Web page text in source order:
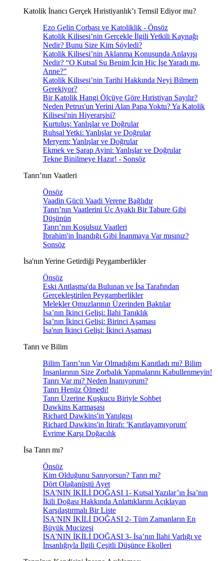
Katolik İnancı Gerçek Hıristiyanlık’ı Temsil Ediyor mu?
Ezo Gelin Çorbası ve Katoliklik - Önsöz
Katolik Kilisesi’nin Gerçekle İlgili Yetkili Kaynağı
Nedir? Bunu Size Kim Söyledi?
Katolik Kilisesi’nin Aklanma Konusunda Anlayışı
Nedir? “O Kutsal Su Benim İçin Hiç İşe Yaradı mı,
Anne?”
Katolik Kilisesi’nin Tarihi Hakkında Neyi Bilmem
Gerekiyor?
Bir Katolik Hangi Ölçüye Göre Hıristiyan Sayılır?
Neden Petrus'un Yerini Alan Papa Yoktu? Ya Katolik
Kilisesi'nin Hiyerarşisi?
Kurtuluş: Yanlışlar ve Doğrular
Ruhsal Yetki: Yanlışlar ve Doğrular
Meryem: Yanlışlar ve Doğrular
Ekmek ve Şarap Ayini: Yanlışlar ve Doğrular
Tekne Binilmeye Hazır! - Sonsöz
Tanrı’nın Vaatleri
Önsöz
Vaadin Gücü Vaadi Verene Bağlıdır
Tanrı’nın Vaatlerini Üç Ayaklı Bir Tabure Gibi
Düşünün
Tanrı’nın Koşulsuz Vaatleri
İbrahim'in İnandığı Gibi İnanmaya Var mısınız?
Sonsöz
İsa'nın Yerine Getirdiği Peygamberlikler
Önsöz
Eski Antlaşma'da Bulunan ve İsa Tarafından
Gerçekleştirilen Peygamberlikler
Melekler Omuzlarının Üzerinden Baktılar
İsa’nın İkinci Gelişi: İlahi Tanıklık
İsa’nın İkinci Gelişi: Birinci Aşaması
İsa'nın İkinci Gelişi: İkinci Aşaması
Tanrı ve Bilim
Bilim Tanrı’nın Var Olmadığını Kanıtladı mı? Bilim
İnsanlarının Size Zorbalık Yapmalarını Kabullenmeyin!
Tanrı Var mı? Neden İnanıyorum?
Tanrı Henüz Ölmedi!
Tanrı Üzerine Kuşkucu Biriyle Sohbet
Dawkins Karmaşası
Richard Dawkins'in Yanılgısı
Richard Dawkins'in İtirafı: 'Kanıtlayamıyorum'
Evrime Karşı Doğacılık
İsa Tanrı mı?
Önsöz
Kim Olduğunu Sanıyorsun? Tanrı mı?
Dört Olağanüstü Ayet
İSA'NIN İKİLİ DOĞASI 1- Kutsal Yazılar’ın İsa’nın
İkili Doğası Hakkında Anlattıklarını Açıklayan
Karşılaştırmalı Bir Liste
İSA'NIN İKİLİ DOĞASI 2- Tüm Zamanların En
Büyük Mucizesi
İSA'NIN İKİLİ DOĞASI 3- İsa’nın İlahi Varlığı ve
İnsanlığıyla İlgili Çeşitli Düşünce Ekolleri